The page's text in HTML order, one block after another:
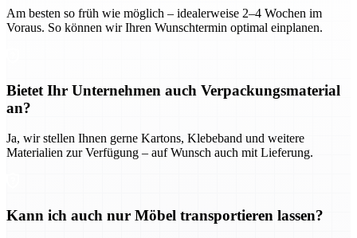
Am besten so früh wie möglich – idealerweise 2–4 Wochen im
Voraus. So können wir Ihren Wunschtermin optimal einplanen.
Bietet Ihr Unternehmen auch Verpackungsmaterial
an?
Ja, wir stellen Ihnen gerne Kartons, Klebeband und weitere
Materialien zur Verfügung – auf Wunsch auch mit Lieferung.
Kann ich auch nur Möbel transportieren lassen?